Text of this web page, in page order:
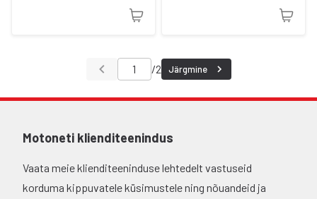
/2 Järgmine
Motoneti klienditeenindus
Vaata meie klienditeeninduse lehtedelt vastuseid
korduma kippuvatele küsimustele ning nõuandeid ja